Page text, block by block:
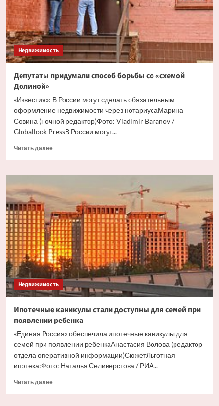
сделке
Недвижимость
Депутаты придумали способ борьбы со «схемой
Долиной»
«Известия»: В России могут сделать обязательным
оформление недвижимости через нотариусаМарина
Совина (ночной редактор)Фото: Vladimir Baranov /
Globallook PressВ России могут...
Читать далееПрочитать
Депутаты
борьбы
со
«схемой
Долиной»
Недвижимость
Ипотечные каникулы стали доступны для семей при
появлении ребенка
«Единая Россия» обеспечила ипотечные каникулы для
семей при появлении ребенкаАнастасия Волова (редактор
отдела оперативной информации)СюжетЛьготная
ипотека:Фото: Наталья Селиверстова / РИА...
Читать далееПрочитать